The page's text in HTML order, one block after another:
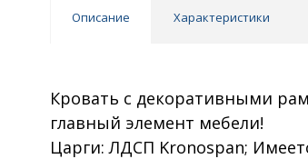
Описание Характеристики
Кровать с декоративными
главный элемент мебели!
Царги: ЛДСП Kronospan;